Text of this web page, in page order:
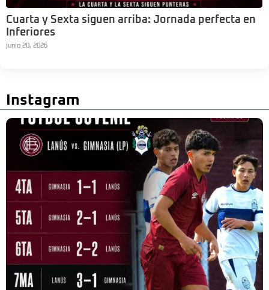
Cuarta y Sexta siguen arriba: Jornada perfecta en
Inferiores
junio 20, 2026
Instagram